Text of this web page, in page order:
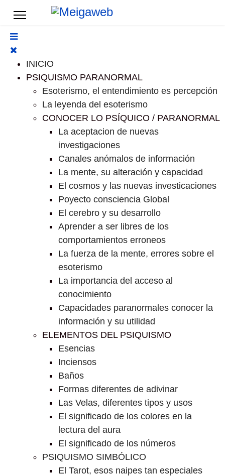
INICIO
PSIQUISMO PARANORMAL
Esoterismo, el entendimiento es percepción
La leyenda del esoterismo
CONOCER LO PSÍQUICO / PARANORMAL
La aceptacion de nuevas
investigaciones
Canales anómalos de información
La mente, su alteración y capacidad
El cosmos y las nuevas investicaciones
Poyecto consciencia Global
El cerebro y su desarrollo
Aprender a ser libres de los
comportamientos erroneos
La fuerza de la mente, errores sobre el
esoterismo
La importancia del acceso al
conocimiento
Capacidades paranormales conocer la
información y su utilidad
ELEMENTOS DEL PSIQUISMO
Esencias
Inciensos
Baños
Formas diferentes de adivinar
Las Velas, diferentes tipos y usos
El significado de los colores en la
lectura del aura
El significado de los números
PSIQUISMO SIMBÓLICO
El Tarot, esos naipes tan especiales